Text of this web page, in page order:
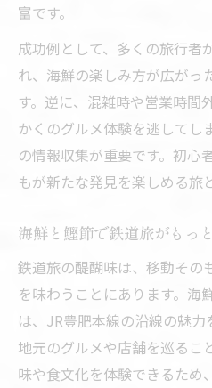
富です。
成功例として、多くの旅行者
れ、海鮮の楽しみ方が広がっ
す。逆に、混雑時や営業時間
かくのグルメ体験を逃してし
の情報収集が重要です。初心
もが新たな発見を楽しめる旅
海鮮と鰹節で鉄道旅がもっ
鉄道旅の醍醐味は、移動その
を味わうことにあります。海
は、JR豊肥本線の沿線の魅力
地元のグルメや店舗を巡るこ
味や食文化を体験できるため